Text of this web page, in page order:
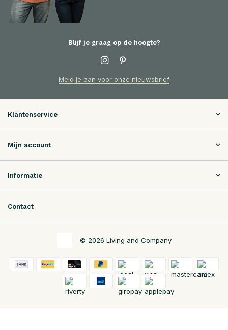
Blijf je graag op de hoogte?
Meld je aan voor onze nieuwsbrief
Klantenservice
Mijn account
Informatie
Contact
© 2026 Living and Company